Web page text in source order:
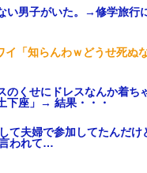
い男子がいた。→修学旅行
イ「知らんわｗどうせ死ぬ
のくせにドレスなんか着
下座」→ 結果・・・
て夫婦で参加してたんだ
われて…